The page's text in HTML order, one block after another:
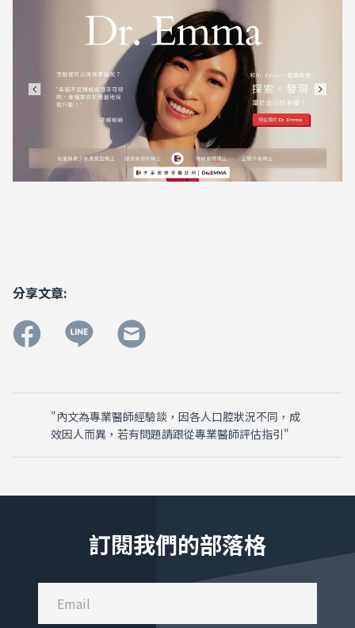
分享文章:
"內文為專業醫師經驗談，因各人口腔狀況不同，成
效因人而異，若有問題請跟從專業醫師評估指引"
訂閱我們的部落格